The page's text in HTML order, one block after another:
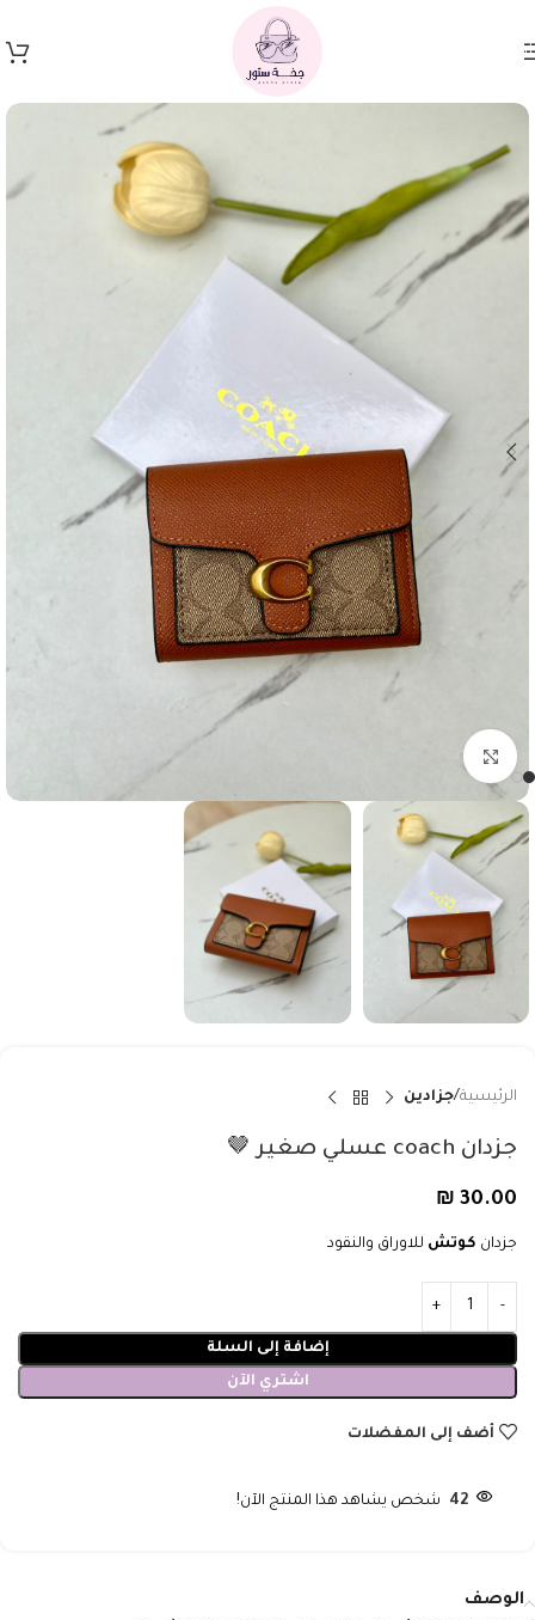
Skip to main content
الرئيسية جزادين
جزدان coach عسلي صغير 🤎
₪ 30.00
جزدان كوتش للاوراق والنقود
إضافة إلى السلة
اشتري الآن
أضف إلى المفضلات
42 شخص يشاهد هذا المنتج الآن!
الوصف